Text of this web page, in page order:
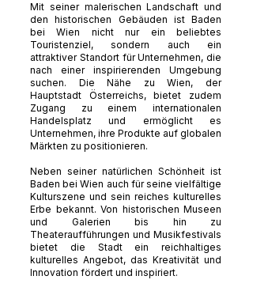
Mit seiner malerischen Landschaft und
den historischen Gebäuden ist Baden
bei Wien nicht nur ein beliebtes
Touristenziel, sondern auch ein
attraktiver Standort für Unternehmen, die
nach einer inspirierenden Umgebung
suchen. Die Nähe zu Wien, der
Hauptstadt Österreichs, bietet zudem
Zugang zu einem internationalen
Handelsplatz und ermöglicht es
Unternehmen, ihre Produkte auf globalen
Märkten zu positionieren.
Neben seiner natürlichen Schönheit ist
Baden bei Wien auch für seine vielfältige
Kulturszene und sein reiches kulturelles
Erbe bekannt. Von historischen Museen
und Galerien bis hin zu
Theateraufführungen und Musikfestivals
bietet die Stadt ein reichhaltiges
kulturelles Angebot, das Kreativität und
Innovation fördert und inspiriert.